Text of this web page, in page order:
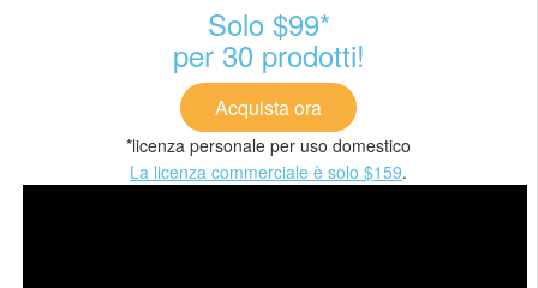
Solo $99*
per 30 prodotti!
Acquista ora
*licenza personale per uso domestico
La licenza commerciale è solo $159.